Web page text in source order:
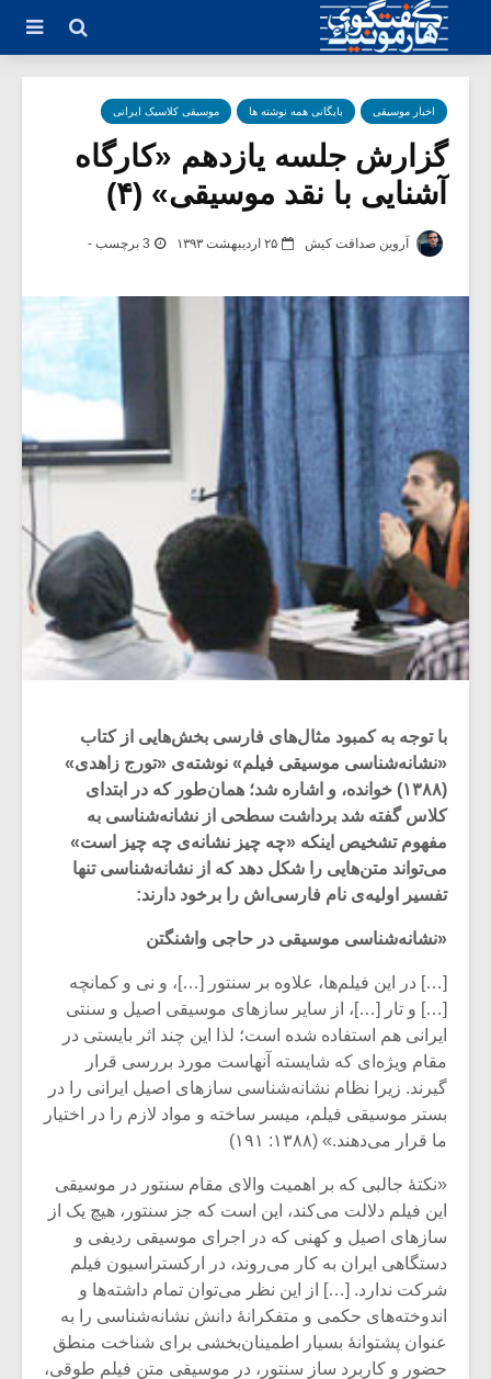
اخبار موسیقی بایگانی همه نوشته ها موسیقی کلاسیک ایرانی
گزارش جلسه یازدهم «کارگاه
آشنایی با نقد موسیقی» (۴)
آروین صداقت کیش ۲۵ اردیبهشت ۱۳۹۳ 3 برچسب -
با توجه به کمبود مثال‌های فارسی بخش‌هایی از کتاب
«نشانه‌شناسی موسیقی فیلم» نوشته‌ی «تورج زاهدی»
(۱۳۸۸) خوانده، و اشاره شد؛ همان‌طور که در ابتدای
کلاس گفته شد برداشت سطحی از نشانه‌شناسی به
مفهوم تشخیص اینکه «چه چیز نشانه‌ی چه چیز است»
می‌تواند متن‌هایی را شکل دهد که از نشانه‌شناسی تنها
تفسیر اولیه‌ی نام فارسی‌اش را برخود دارند:
«نشانه‌شناسی موسیقی در حاجی واشنگتن
[…] در این فیلم‌ها، علاوه بر سنتور […]، و نی و کمانچه
[…] و تار […]، از سایر سازهای موسیقی اصیل و سنتی
ایرانی هم استفاده شده است؛ لذا این چند اثر بایستی در
مقام ویژه‌ای که شایسته‌ آنهاست مورد بررسی قرار
گیرند. زیرا نظام نشانه‌شناسی سازهای اصیل ایرانی را در
بستر موسیقی فیلم، میسر ساخته و مواد لازم را در اختیار
ما قرار می‌دهند.» (۱۳۸۸: ۱۹۱)
«نکتۀ جالبی که بر اهمیت والای مقام سنتور در موسیقی
این فیلم دلالت می‌کند، این است که جز سنتور، هیچ یک از
سازهای اصیل و کهنی که در اجرای موسیقی ردیفی و
دستگاهی ایران به کار می‌روند، در ارکستراسیون فیلم
شرکت ندارد. […] از این نظر می‌توان تمام داشته‌ها و
اندوخته‌های حکمی و متفکرانۀ دانش نشانه‌شناسی را به
عنوان پشتوانۀ بسیار اطمینان‌بخشی برای شناخت منطق
حضور و کاربرد ساز سنتور، در موسیقی متن فیلم طوقی،
میکلوش روژا موریس ژار